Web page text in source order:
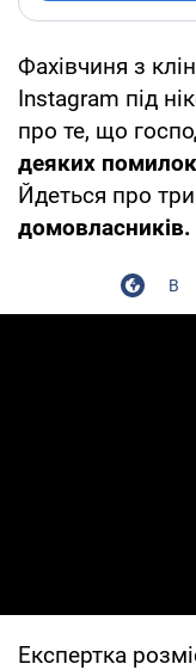
Фахівчиня з
Instagram під
про те, що
деяких
Йдеться про три
домовласників.
Експертка